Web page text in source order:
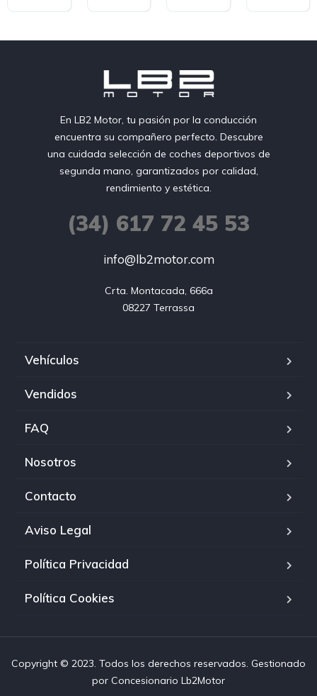
En LB2 Motor, tu pasión por la conducción
encuentra su compañero perfecto. Descubre
una cuidada selección de coches deportivos de
segunda mano, garantizados por calidad,
rendimiento y estética.
(34) 617 72 45 53
info@lb2motor.com
Crta. Montacada, 666a
08227 Terrassa
Vehículos
Vendidos
FAQ
Nosotros
Contacto
Aviso Legal
Política Privacidad
Política Cookies
Copyright © 2023. Todos los derechos reservados. Gestionado
por Concesionario Lb2Motor